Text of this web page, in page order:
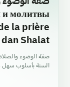
и молитвы
la prière
Shalat
صفة الوضوء
السنة بأسلوب سهل